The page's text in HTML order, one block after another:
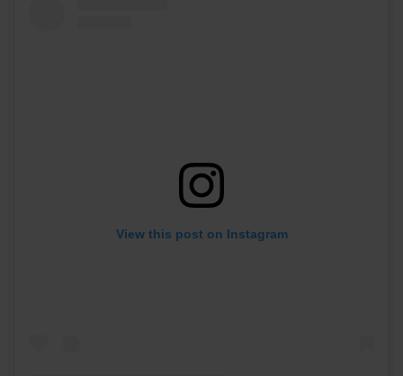
View this post on Instagram